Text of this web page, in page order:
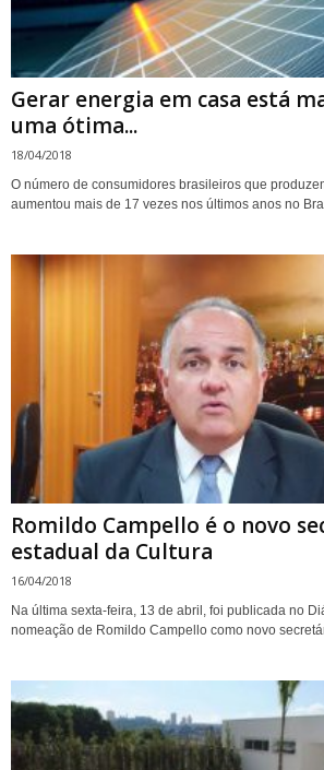
Gerar energia em casa está
uma ótima...
18/04/2018
O número de consumidores brasileiros que
aumentou mais de 17 vezes nos últimos anos no
Romildo Campello é o novo
estadual da Cultura
16/04/2018
Na última sexta-feira, 13 de abril, foi publicada no
nomeação de Romildo Campello como novo